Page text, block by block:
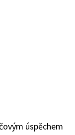
úspěchem